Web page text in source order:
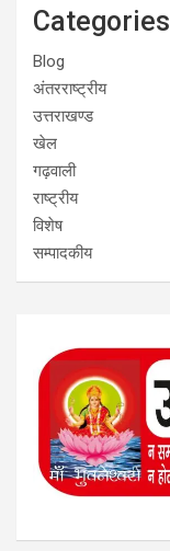
Categories
Blog
अंतरराष्ट्रीय
उत्तराखण्ड
खेल
गढ़वाली
राष्ट्रीय
विशेष
सम्पादकीय